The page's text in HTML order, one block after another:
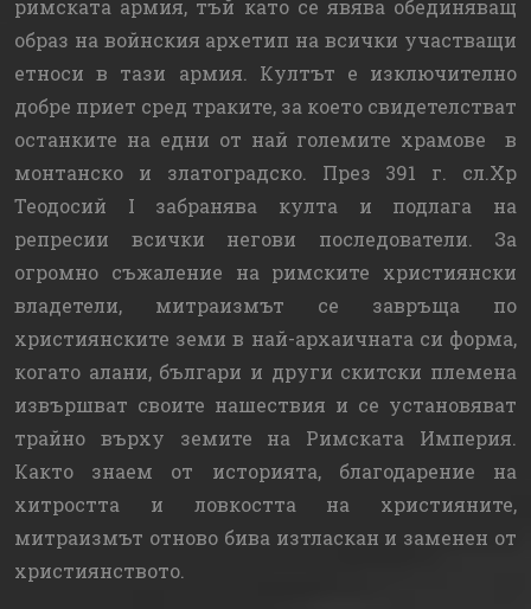
римската армия, тъй като се явява обединяващ
образ на войнския архетип на всички участващи
етноси в тази армия. Култът е изключително
добре приет сред траките, за което свидетелстват
останките на едни от най големите храмове в
монтанско и златоградско. През 391 г. сл.Хр
Теодосий I забранява култа и подлага на
репресии всички негови последователи. За
огромно съжаление на римските християнски
владетели, митраизмът се завръща по
християнските земи в най-архаичната си форма,
когато алани, българи и други скитски племена
извършват своите нашествия и се установяват
трайно върху земите на Римската Империя.
Както знаем от историята, благодарение на
хитростта и ловкостта на християните,
митраизмът отново бива изтласкан и заменен от
християнството.